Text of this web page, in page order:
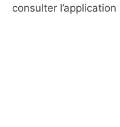
consulter l’application